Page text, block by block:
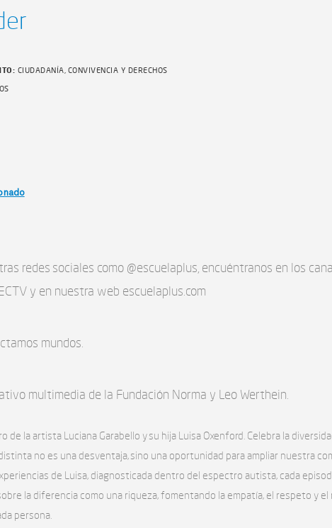
CIUDADANÍA, CONVIVENCIA Y DERECHOS
redes sociales como @escuelaplus, encuéntranos en los
y en nuestra web escuelaplus.com
mundos.
multimedia de la Fundación Norma y Leo Werthein.
de la artista Luciana Garabello y su hija Luisa Oxenford. Celebra la
no es una desventaja, sino una oportunidad para ampliar nuestra
de Luisa, diagnosticada dentro del espectro autista, cada
la diferencia como una riqueza, fomentando la empatía, el respeto y
persona.